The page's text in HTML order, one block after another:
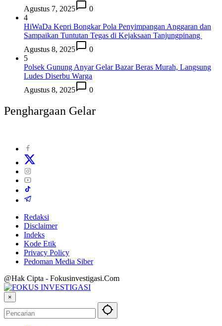
Agustus 7, 2025
0
4
HiWaDa Kepri Bongkar Pola Penyimpangan Anggaran dan
Sampaikan Tuntutan Tegas di Kejaksaan Tanjungpinang
Agustus 8, 2025
0
5
Polsek Gunung Anyar Gelar Bazar Beras Murah, Langsung
Ludes Diserbu Warga
Agustus 8, 2025
0
Penghargaan Gelar
Redaksi
Disclaimer
Indeks
Kode Etik
Privacy Policy
Pedoman Media Siber
@Hak Cipta - Fokusinvestigasi.Com
×